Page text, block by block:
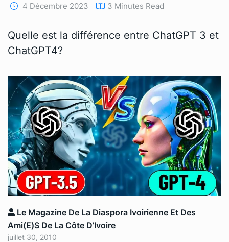
4 Décembre 2023 3 Minutes Read
Quelle est la différence entre ChatGPT 3 et
ChatGPT4?
Le Magazine De La Diaspora Ivoirienne Et Des
Ami(e)s De La Côte D’Ivoire
juillet 30, 2010